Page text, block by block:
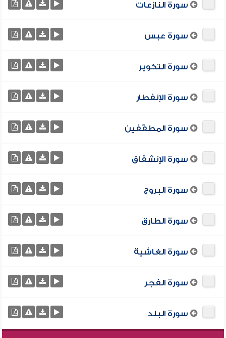
سورة النازعات
سورة عبس
سورة التكوير
سورة الإنفطار
سورة المطفّفين
سورة الإنشقاق
سورة البروج
سورة الطارق
سورة الغاشية
سورة الفجر
سورة البلد